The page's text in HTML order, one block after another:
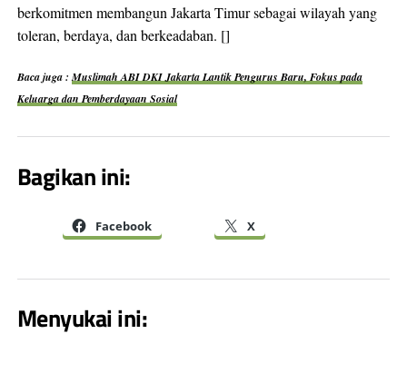
berkomitmen membangun Jakarta Timur sebagai wilayah yang
toleran, berdaya, dan berkeadaban. []
Baca juga :Muslimah ABI DKI Jakarta Lantik Pengurus Baru, Fokus pada
Keluarga dan Pemberdayaan Sosial
Bagikan ini:
Facebook X
Menyukai ini: